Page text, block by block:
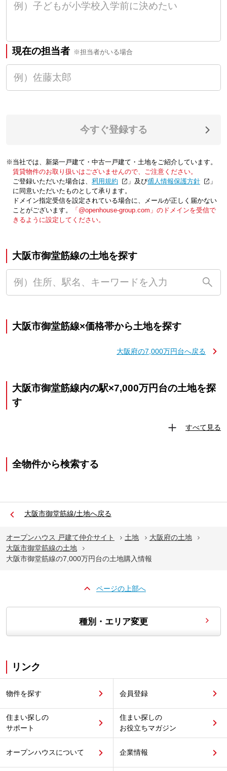
現在の担当者 ※担当者がいる場合
今すぐ登録する
※当社では、新築一戸建て・中古一戸建て・土地をご紹介しています。
賃貸物件のお取り扱いはございませんので、ご注意ください。
ご登録いただいた場合は、「利用規約 」及び「個人情報保護方針
」
に同意いただいたものとして承ります。
ドメイン指定受信を設定されている場合に、メールが正しく届かない
ことがございます。
「@openhouse-group.com」のドメインを受信で
きるように設定してください。
大阪市御堂筋線の土地を探す
大阪市御堂筋線×価格帯から土地を探す
大阪府の7,000万円台へ戻る
大阪市御堂筋線内の駅×7,000万円台の土地を探
す
すべて見る
全物件から検索する
大阪市御堂筋線/土地へ戻る
オープンハウス 戸建て仲介サイト 土地
大阪府の土地
大阪市御堂筋線の土地
大阪市御堂筋線の7,000万円台の土地購入情報
ページの上部へ
種別・エリア変更
リンク
物件を探す 会員登録
住まい探しの
サポート
住まい探しの
お役立ちマガジン
オープンハウスについて 企業情報